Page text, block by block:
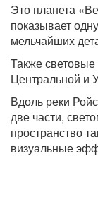
Это планета
показывает
мельчайших
Также
Центральной и
Вдоль реки
две части,
пространство
визуальные